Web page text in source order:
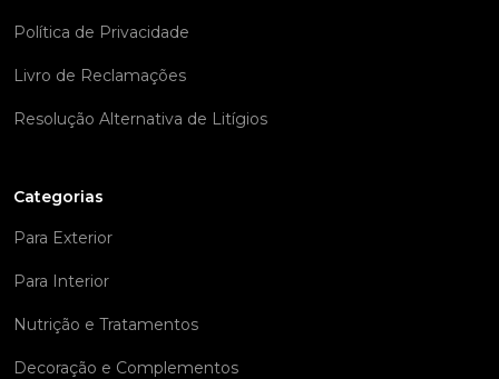
Política de Privacidade
Livro de Reclamações
Resolução Alternativa de Litígios
Categorias
Para Exterior
Para Interior
Nutrição e Tratamentos
Decoração e Complementos